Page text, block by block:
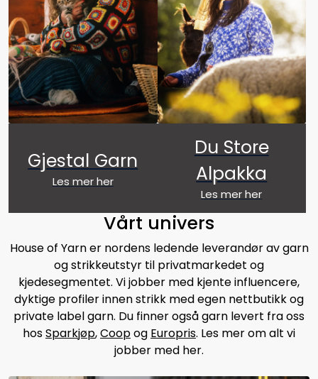
Gjestal Garn
Les mer her
Du Store
Alpakka
Les mer her
Vårt univers
House of Yarn er nordens ledende leverandør av garn
og strikkeutstyr til privatmarkedet og
kjedesegmentet. Vi jobber med kjente influencere,
dyktige profiler innen strikk med egen nettbutikk og
private label garn. Du finner også garn levert fra oss
hosSparkjøp,Coopog Europris. Les mer om alt vi
jobber med her.